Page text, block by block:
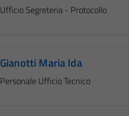
Ufficio Segreteria - Protocollo
Gianotti Maria Ida
Personale Ufficio Tecnico